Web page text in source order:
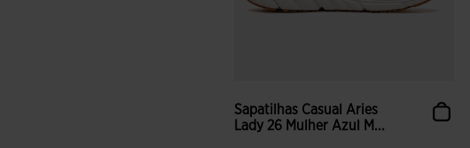
Sapatilhas Casual Aries
Lady 26 Mulher Azul M...